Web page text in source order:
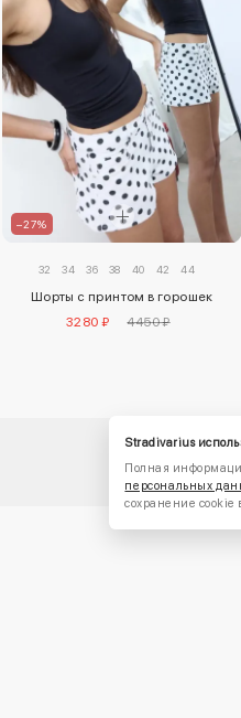
–27%
32 34 36 38 40 42 44
Шорты с принтом в горошек
3280 ₽
4450 ₽
Stradivarius
Полная
персональных
сохранение cookie